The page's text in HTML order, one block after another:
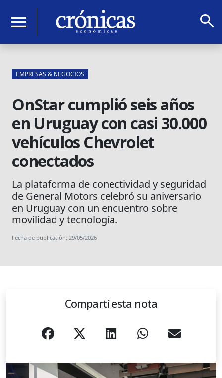
menu search
EMPRESAS & NEGOCIOS
OnStar cumplió seis años
en Uruguay con casi 30.000
vehículos Chevrolet
conectados
La plataforma de conectividad y seguridad
de General Motors celebró su aniversario
en Uruguay con un encuentro sobre
movilidad y tecnología.
Fecha de publicación: 29/05/2026
Compartí esta nota